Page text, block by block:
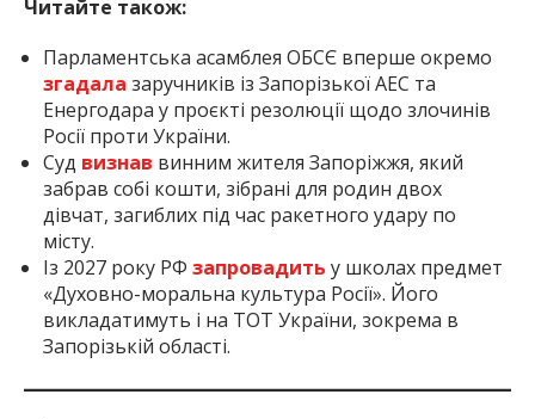
Читайте також:
Парламентська асамблея ОБСЄ вперше окремо
згадала заручників із Запорізької АЕС та
Енергодара у проєкті резолюції щодо злочинів
Росії проти України.
Суд визнав винним жителя Запоріжжя, який
забрав собі кошти, зібрані для родин двох
дівчат, загиблих під час ракетного удару по
місту.
Із 2027 року РФ запровадить у школах предмет
«Духовно-моральна культура Росії». Його
викладатимуть і на ТОТ України, зокрема в
Запорізькій області.